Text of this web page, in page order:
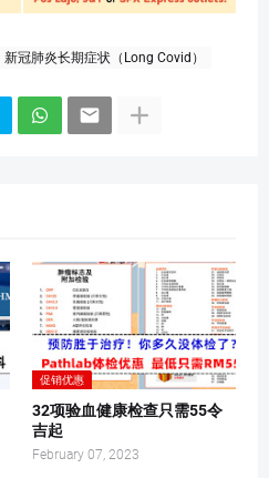
新冠肺炎长期症状（Long Covid）
促销优惠
32项验血健康检查只需55令
吉起
February 07, 2023